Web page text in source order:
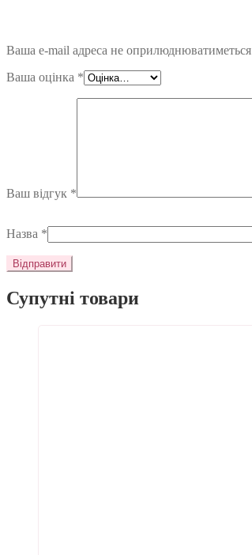
Ваша e-mail адреса не
Ваша оцінка *
Ваш відгук *
Назва *
Супутні товари